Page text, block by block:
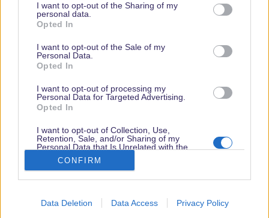
I want to opt-out of the Sharing of my
personal data.
Opted In
I want to opt-out of the Sale of my
Personal Data.
Opted In
I want to opt-out of processing my
Personal Data for Targeted Advertising.
Opted In
I want to opt-out of Collection, Use,
Retention, Sale, and/or Sharing of my
Personal Data that Is Unrelated with the
Purposes for which it was collected.
Opted Out
CONFIRM
Data Deletion Data Access Privacy Policy
Vielen Dank,
Seite liest.
wieder rein!